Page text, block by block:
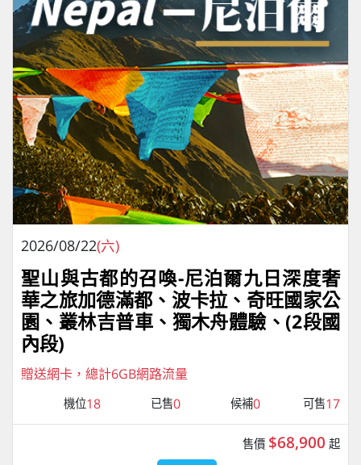
2026/08/22(六)
聖山與古都的召喚-尼泊爾九日深度奢
華之旅加德滿都、波卡拉、奇旺國家公
園、叢林吉普車、獨⽊⾈體驗、(2段國
內段)
贈送網卡，總計6GB網路流量
機位18 已售0 候補0 可售17
售價 $68,900 起